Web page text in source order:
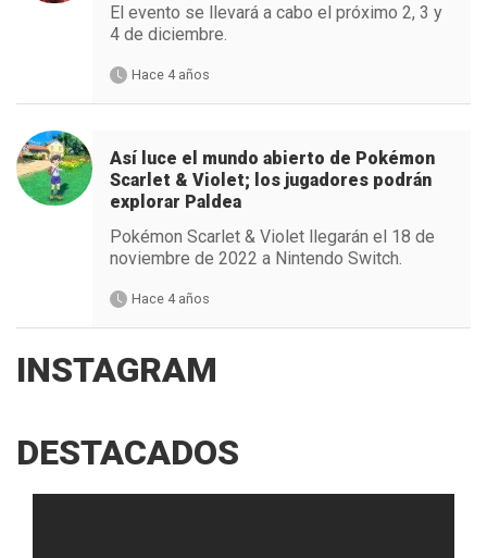
El evento se llevará a cabo el próximo 2, 3 y
4 de diciembre.
Hace 4 años
Así luce el mundo abierto de Pokémon
Scarlet & Violet; los jugadores podrán
explorar Paldea
Pokémon Scarlet & Violet llegarán el 18 de
noviembre de 2022 a Nintendo Switch.
Hace 4 años
INSTAGRAM
DESTACADOS